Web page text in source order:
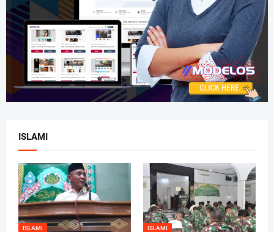
ISLAMI
ISLAMI ISLAMI